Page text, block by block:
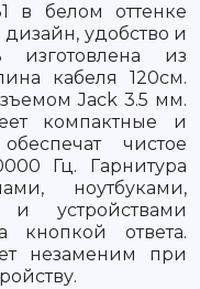
в белом оттенке
удобство и
изготовлена из
кабеля 120см.
Jack 3.5 мм.
компактные и
чистое
Гц. Гарнитура
ноутбуками,
устройствами
кнопкой ответа.
незаменим при